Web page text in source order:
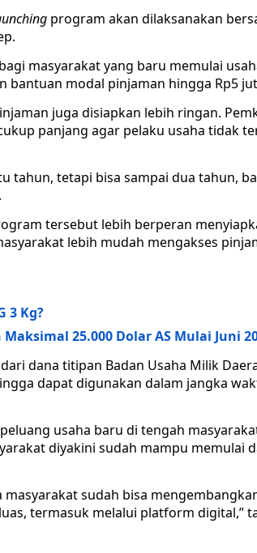
program akan dilaksanakan
masyarakat yang baru memulai
bantuan modal pinjaman hingga Rp5
juga disiapkan lebih ringan.
panjang agar pelaku usaha tidak
tahun, tetapi bisa sampai dua tahun,
tersebut lebih berperan
lebih mudah mengakses
3 Kg?
25.000 Dolar AS Mulai Juni
dana titipan Badan Usaha Milik
dapat digunakan dalam jangka
usaha baru di tengah
diyakini sudah mampu memulai
sudah bisa
termasuk melalui platform digital,”